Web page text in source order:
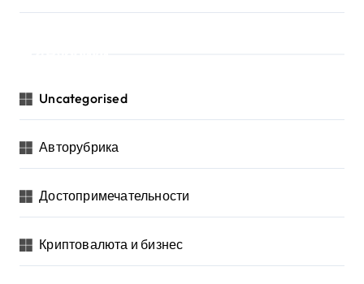
Uncategorised
Авторубрика
Достопримечательности
Криптовалюта и бизнес